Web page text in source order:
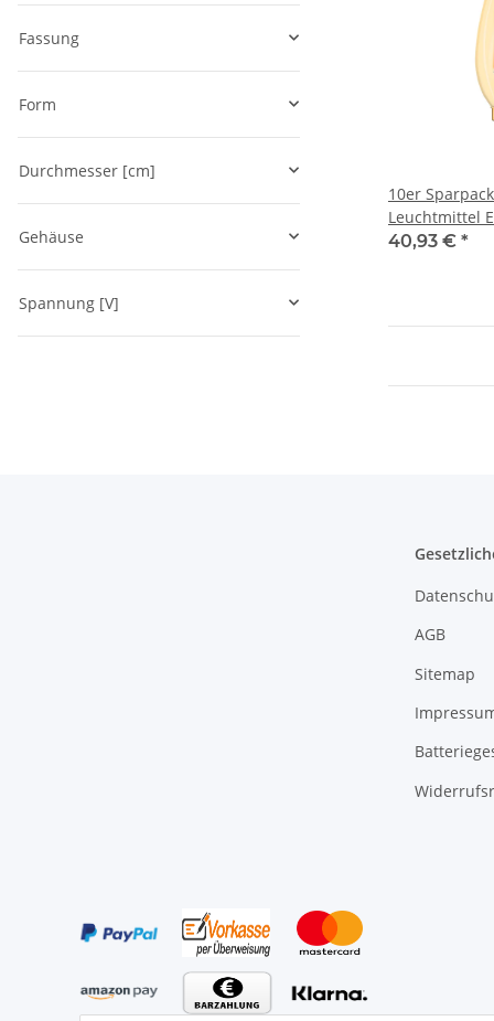
10er
Leuchtmittel
Bernstein |
40,93 € *
Fassung
Form
Durchmesser [cm]
Gehäuse
Spannung [V]
AGB
Sitemap